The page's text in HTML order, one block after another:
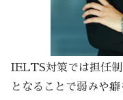
IELTS対策では担任
となることで弱みや